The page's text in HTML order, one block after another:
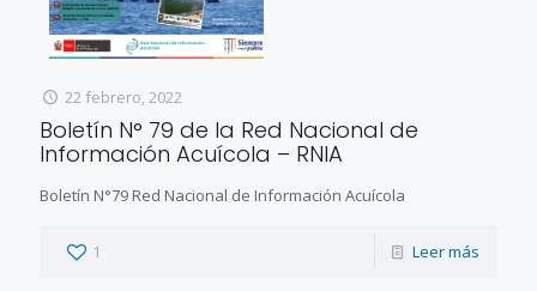
22 febrero, 2022
Boletín N° 79 de la Red Nacional de
Información Acuícola – RNIA
Boletín N°79 Red Nacional de Información Acuícola
1 Leer más